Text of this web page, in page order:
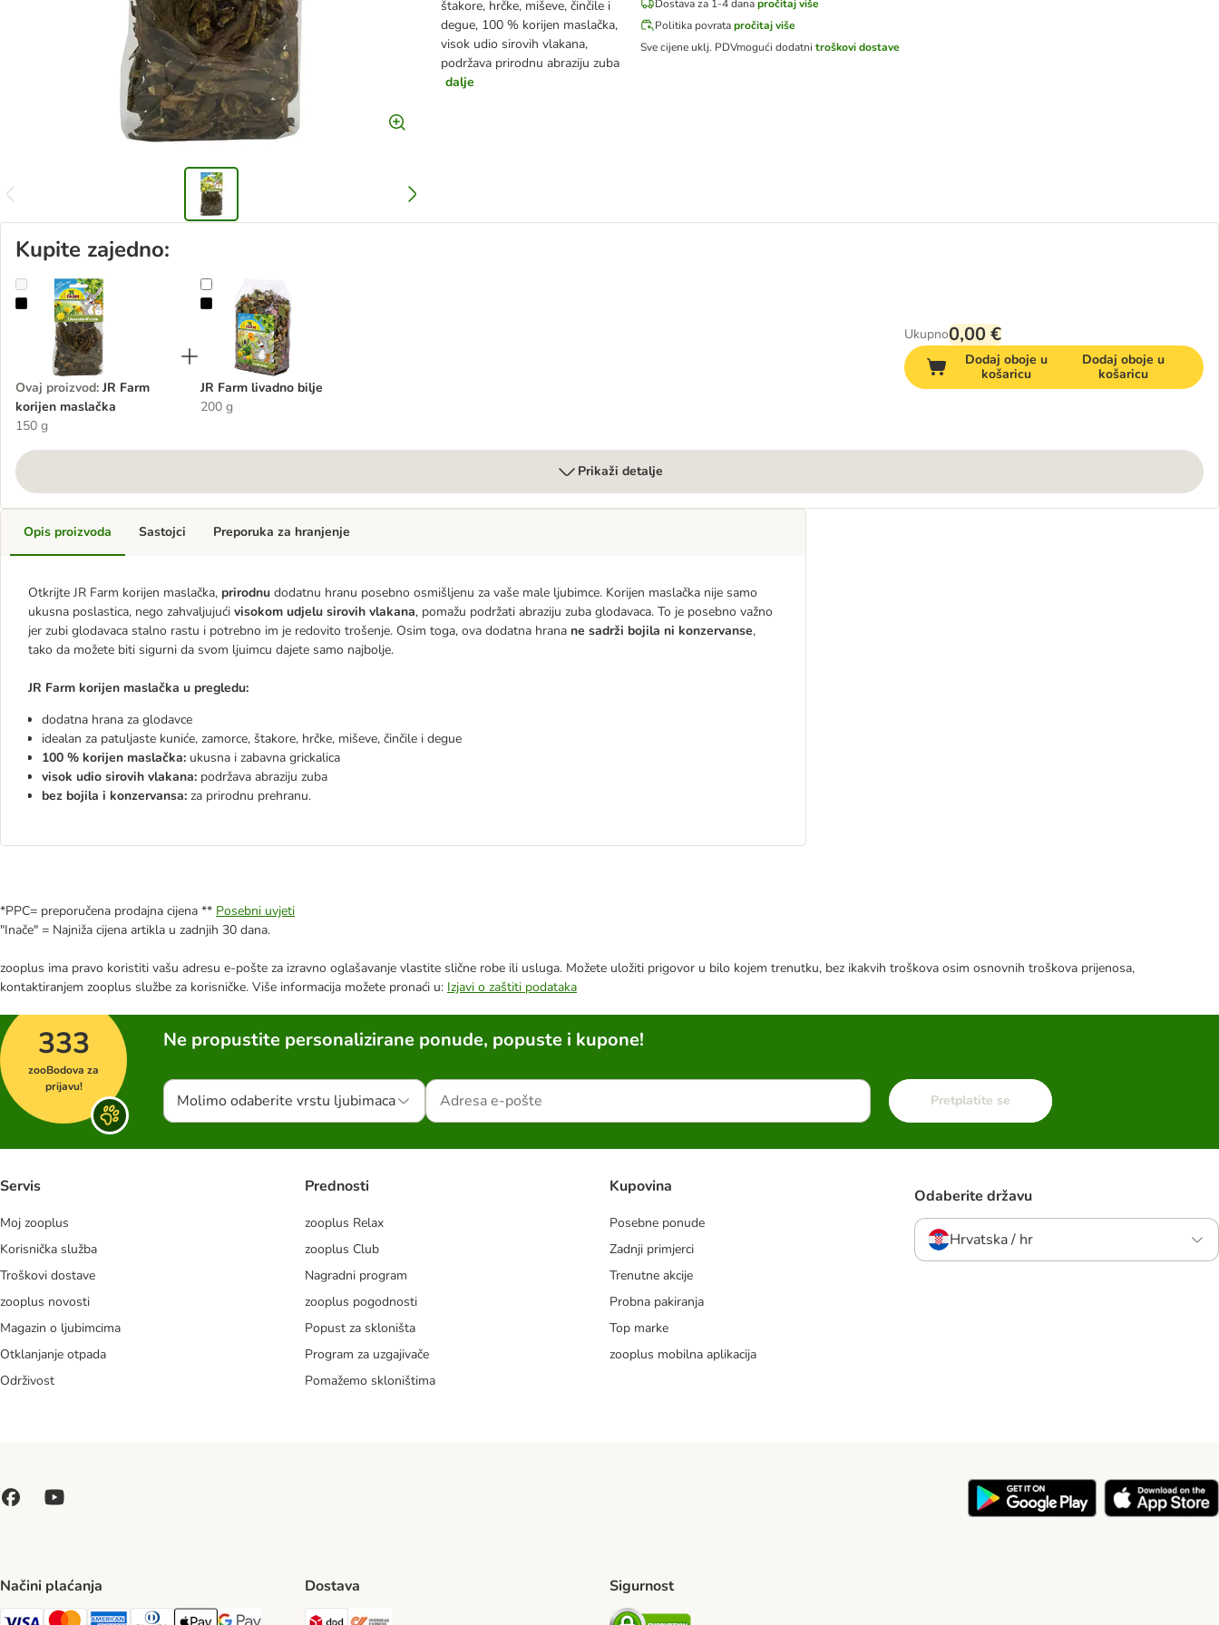
štakore, hrčke, miševe, činčile i
degue, 100 % korijen maslačka,
visok udio sirovih vlakana,
podržava prirodnu abraziju zuba
dalje
Dostava za 1-4 danapročitaj više
Politika povratapročitaj više
Sve cijene uklj. PDVmogući dodatni troškovi dostave
Kupite zajedno:
JR Farm korijen maslačka
Ovaj proizvod: JR Farm
korijen maslačka
150 g
JR Farm livadno bilje
JR Farm livadno bilje
200 g
Ukupno0,00 €
Dodaj oboje u
košaricu
Dodaj oboje u
košaricu
Prikaži detalje
Opis proizvoda
Otkrijte JR Farm korijen maslačka, prirodnu dodatnu hranu posebno osmišljenu za vaše male ljubimce. Korijen maslačka nije samo
ukusna poslastica, nego zahvaljujući visokom udjelu sirovih vlakana, pomažu podržati abraziju zuba glodavaca. To je posebno važno
jer zubi glodavaca stalno rastu i potrebno im je redovito trošenje. Osim toga, ova dodatna hrana ne sadrži bojila ni konzervanse,
tako da možete biti sigurni da svom ljuimcu dajete samo najbolje.
JR Farm korijen maslačka u pregledu:
dodatna hrana za glodavce
idealan za patuljaste kuniće, zamorce, štakore, hrčke, miševe, činčile i degue
100 % korijen maslačka: ukusna i zabavna grickalica
visok udio sirovih vlakana: podržava abraziju zuba
bez bojila i konzervansa: za prirodnu prehranu.
Sastojci Preporuka za hranjenje
*PPC= preporučena prodajna cijena ** Posebni uvjeti
"Inače" = Najniža cijena artikla u zadnjih 30 dana.
zooplus ima pravo koristiti vašu adresu e-pošte za izravno oglašavanje vlastite slične robe ili usluga. Možete uložiti prigovor u bilo kojem trenutku, bez ikakvih troškova osim osnovnih troškova prijenosa,
kontaktiranjem zooplus službe za korisničke. Više informacija možete pronaći u: Izjavi o zaštiti podataka
333
zooBodova za
prijavu!
Ne propustite personalizirane ponude, popuste i kupone!
Molimo odaberite vrstu ljubimaca Pretplatite se
Servis
Moj zooplus
Korisnička služba
Troškovi dostave
zooplus novosti
Magazin o ljubimcima
Otklanjanje otpada
Održivost
Prednosti
zooplus Relax
zooplus Club
Nagradni program
zooplus pogodnosti
Popust za skloništa
Program za uzgajivače
Pomažemo skloništima
Kupovina
Posebne ponude
Zadnji primjerci
Trenutne akcije
Probna pakiranja
Top marke
zooplus mobilna aplikacija
Odaberite državu
Hrvatska / hr
Načini plaćanja Dostava
DPD Shipping Method
Sigurnost
Security